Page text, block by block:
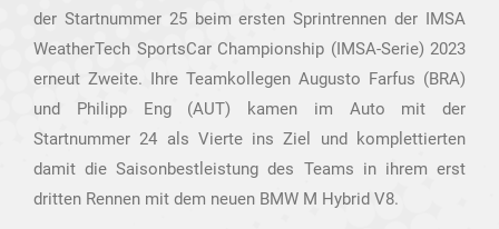
der Startnummer 25 beim ersten Sprintrennen der IMSA
WeatherTech SportsCar Championship (IMSA-Serie) 2023
erneut Zweite. Ihre Teamkollegen Augusto Farfus (BRA)
und Philipp Eng (AUT) kamen im Auto mit der
Startnummer 24 als Vierte ins Ziel und komplettierten
damit die Saisonbestleistung des Teams in ihrem erst
dritten Rennen mit dem neuen BMW M Hybrid V8.